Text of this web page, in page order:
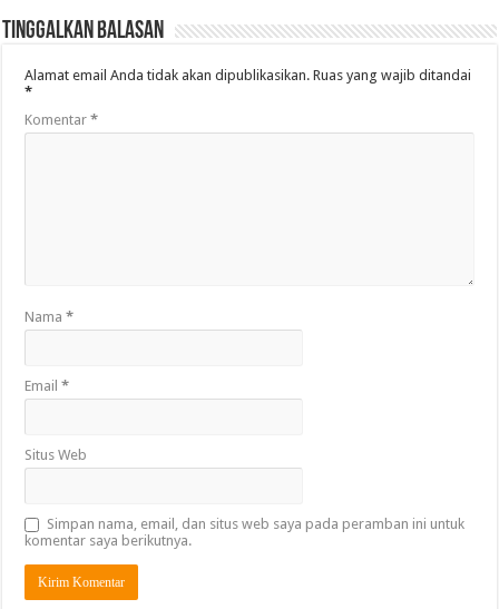
Tinggalkan Balasan
Alamat email Anda tidak akan dipublikasikan. Ruas yang wajib ditandai
*
Komentar*
Nama*
Email*
Situs Web
Simpan nama, email, dan situs web saya pada peramban ini untuk
komentar saya berikutnya.